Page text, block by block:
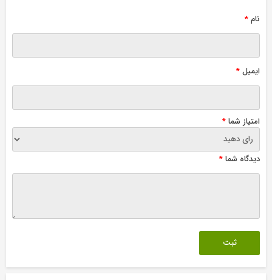
نام*
ایمیل*
امتیاز شما*
دیدگاه شما*